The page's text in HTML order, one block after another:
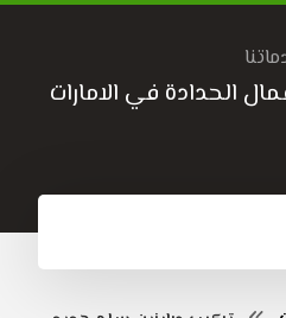
الحدادة في الامارات